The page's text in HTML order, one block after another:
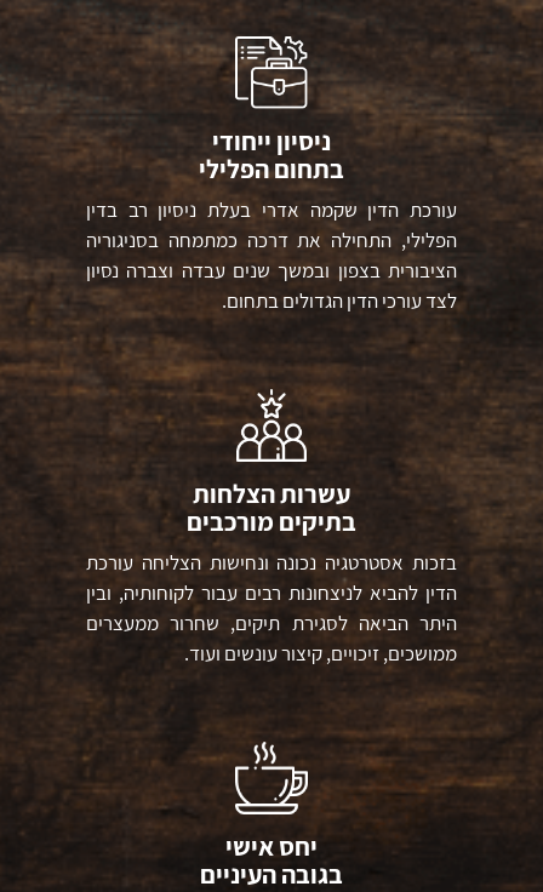
ניסיון ייחודי
בתחום הפלילי
עורכת הדין שקמה אדרי בעלת ניסיון רב בדין
הפלילי, התחילה את דרכה כמתמחה בסניגוריה
הציבורית בצפון ובמשך שנים עבדה וצברה נסיון
לצד עורכי הדין הגדולים בתחום.
עשרות הצלחות
בתיקים מורכבים
בזכות אסטרטגיה נכונה ונחישות הצליחה עורכת
הדין להביא לניצחונות רבים עבור לקוחותיה, ובין
היתר הביאה לסגירת תיקים, שחרור ממעצרים
ממושכים, זיכויים, קיצור עונשים ועוד.
יחס אישי
בגובה העיניים